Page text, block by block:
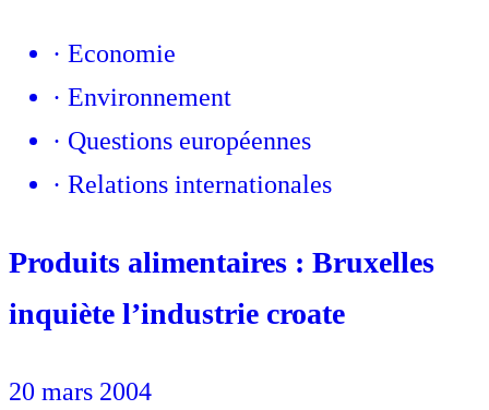
· Economie
· Environnement
· Questions européennes
· Relations internationales
Produits alimentaires : Bruxelles
inquiète l’industrie croate
20 mars 2004